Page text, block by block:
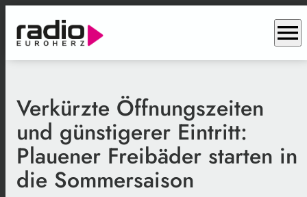
menu
Verkürzte Öffnungszeiten
und günstigerer Eintritt:
Plauener Freibäder starten in
die Sommersaison